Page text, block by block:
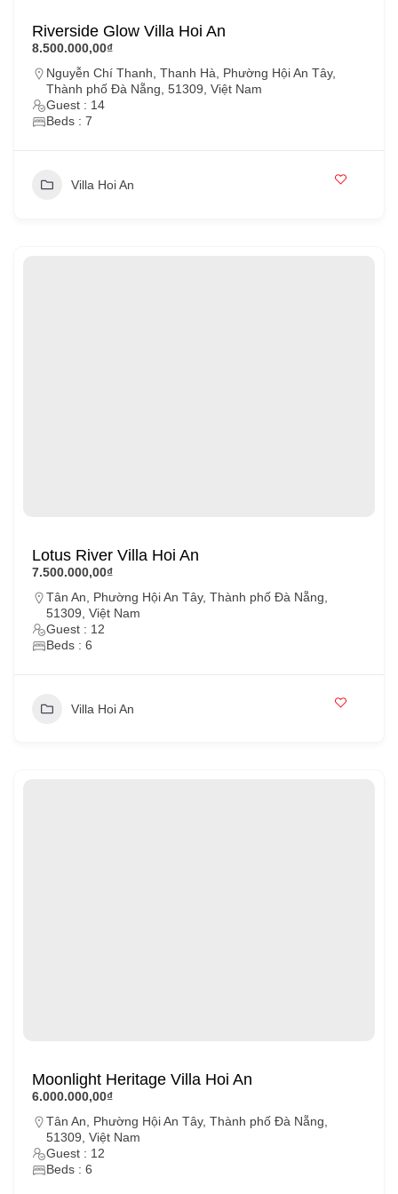
Riverside Glow Villa Hoi An
8.500.000,00₫
Nguyễn Chí Thanh, Thanh Hà, Phường Hội An Tây,
Thành phố Đà Nẵng, 51309, Việt Nam
Guest : 14
Beds : 7
Villa Hoi An
Lotus River Villa Hoi An
7.500.000,00₫
Tân An, Phường Hội An Tây, Thành phố Đà Nẵng,
51309, Việt Nam
Guest : 12
Beds : 6
Villa Hoi An
Moonlight Heritage Villa Hoi An
6.000.000,00₫
Tân An, Phường Hội An Tây, Thành phố Đà Nẵng,
51309, Việt Nam
Guest : 12
Beds : 6